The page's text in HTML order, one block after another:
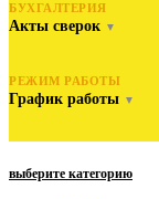
БУХГАЛТЕРИЯ
Акты сверок ▼
РЕЖИМ РАБОТЫ
График работы ▼
выберите категорию